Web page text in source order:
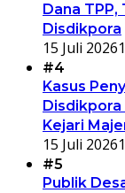
Dana TPP,
Disdikpora
15 Juli 2026
#4
Kasus
Kejari
15 Juli 2026
#5
Publik